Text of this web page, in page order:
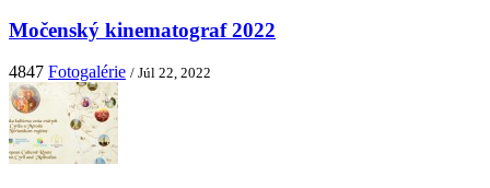
Močenský kinematograf 2022
4847 Fotogalérie / Júl 22, 2022